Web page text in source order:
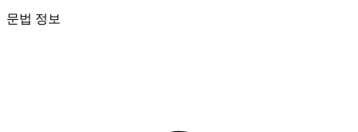
문법 정보